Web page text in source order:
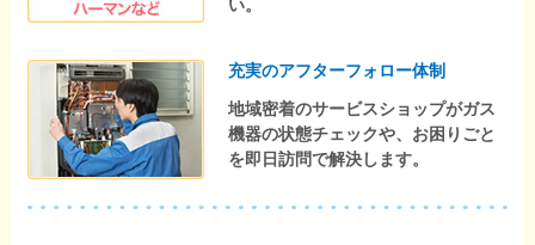
い。
充実のアフターフォロー体制
地域密着のサービスショップがガス
機器の状態チェックや、お困りごと
を即日訪問で解決します。